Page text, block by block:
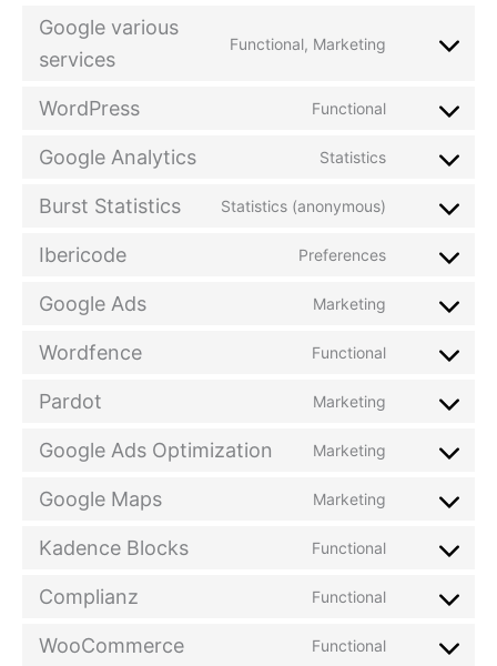
Google various
services
Functional, Marketing
Consent
google-
services
WordPress Functional
Consent
service
Google Analytics Statistics
Consent
service
analytics
Burst Statistics Statistics (anonymous)
Consent
service
statistics
Ibericode Preferences
Consent
service
Google Ads Marketing
Consent
service
Wordfence Functional
Consent
service
Pardot Marketing
Consent
service
Google Ads Optimization Marketing
Consent
service
Google Maps Marketing
Consent
service
maps
Kadence Blocks Functional
Consent
service
blocks
Complianz Functional
Consent
service
WooCommerce Functional
Consent